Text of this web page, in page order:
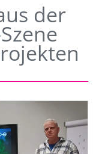
der